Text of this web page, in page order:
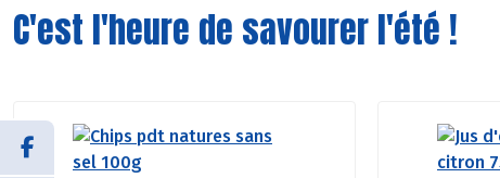
C'est l'heure de savourer l'été !